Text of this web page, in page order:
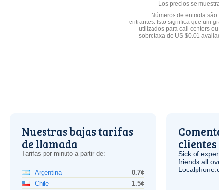
Los precios se
Números de entrada
entrantes. Isto significa que um
utilizados para call centers
sobretaxa de US $0.01
Nuestras bajas tarifas
de llamada
Tarifas por minuto a partir de:
Argentina
0.7¢
Chile
1.5¢
clientes
Sick of
friends all